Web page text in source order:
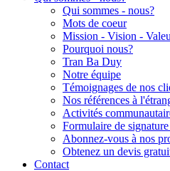
Qui sommes - nous?
Mots de coeur
Mission - Vision -
Pourquoi nous?
Tran Ba Duy
Notre équipe
Témoignages de nos
Nos références à
Activités
Formulaire de
Abonnez-vous à nos
Obtenez un devis
Contact